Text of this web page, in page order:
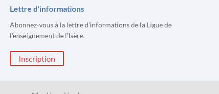
Lettre d’informations
Abonnez-vous à la lettre d’informations de la Ligue de
l’enseignement de l’Isère.
Inscription